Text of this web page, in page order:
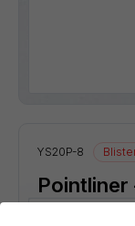
YS20P-8
Pointliner